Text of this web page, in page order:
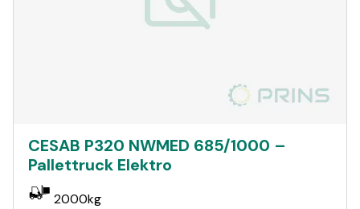
CESAB P320 NWMED 685/1000 –
Pallettruck Elektro
2000kg